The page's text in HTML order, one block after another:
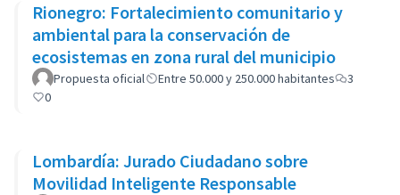
Rionegro: Fortalecimiento comunitario y
ambiental para la conservación de
ecosistemas en zona rural del municipio
Propuesta oficial Entre 50.000 y 250.000 habitantes
3
0
Lombardía: Jurado Ciudadano sobre
Movilidad Inteligente Responsable